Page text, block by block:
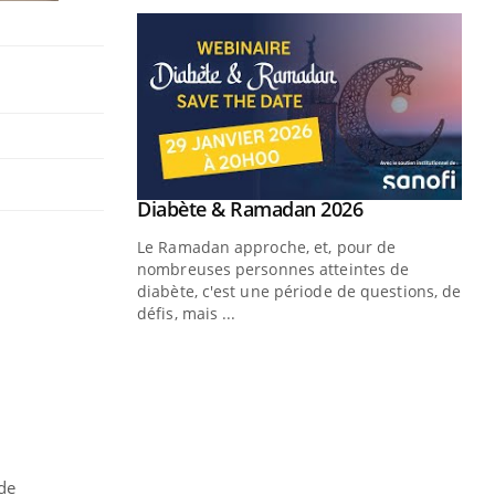
Youtube
Diabète & Ramadan 2026Youtube
Le Ramadan approche, et, pour de
nombreuses personnes atteintes de
diabète, c'est une période de questions, de
défis, mais ...